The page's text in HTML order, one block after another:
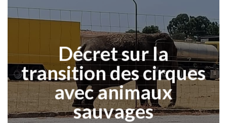
Décret sur la
transition des cirques
avec animaux
sauvages